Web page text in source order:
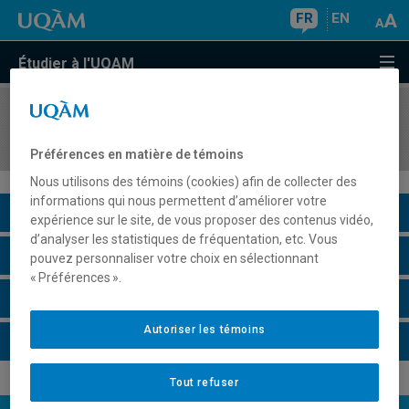
FR EN
Étudier à l'UQAM
COURS//
Description du cours
Horaire - Été 2026
Préférences en matière de témoins
Nous utilisons des témoins (cookies) afin de collecter des
informations qui nous permettent d’améliorer votre
expérience sur le site, de vous proposer des contenus vidéo,
d’analyser les statistiques de fréquentation, etc. Vous
pouvez personnaliser votre choix en sélectionnant
« Préférences ».
Tout refuser
Autoriser les témoins